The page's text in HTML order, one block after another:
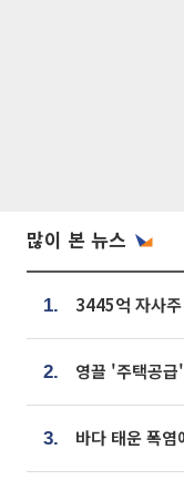
많이 본 뉴스
1.
2.
3. 바다 태운 폭